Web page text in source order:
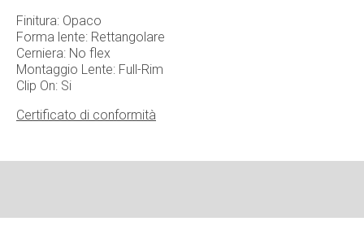
Finitura: Opaco
Forma lente: Rettangolare
Cerniera: No flex
Montaggio Lente: Full-Rim
Clip On: Si
Certificato di conformità